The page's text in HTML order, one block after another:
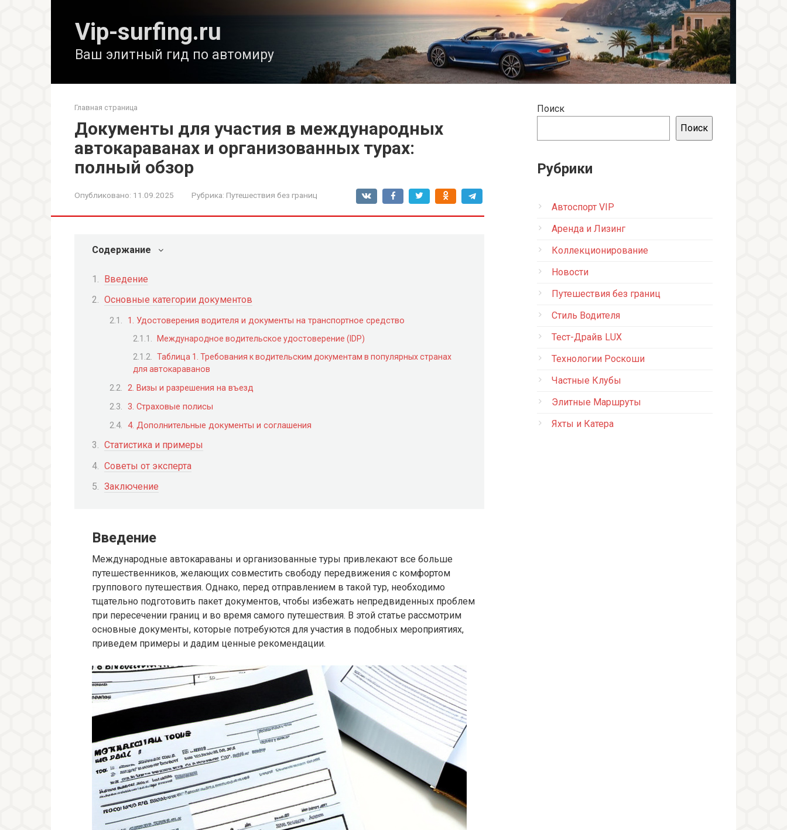
Vip-surfing.ru
Ваш элитный гид по автомиру
Главная страница
Документы для участия в международных
автокараванах и организованных турах:
полный обзор
Опубликовано: 11.09.2025 Рубрика: Путешествия без границ
Содержание
Введение
Основные категории документов
1. Удостоверения водителя и документы на транспортное средство
Международное водительское удостоверение (IDP)
Таблица 1. Требования к водительским документам в популярных странах
для автокараванов
2. Визы и разрешения на въезд
3. Страховые полисы
4. Дополнительные документы и соглашения
Статистика и примеры
Советы от эксперта
Заключение
Введение
Международные автокараваны и организованные туры привлекают все больше
путешественников, желающих совместить свободу передвижения с комфортом
группового путешествия. Однако, перед отправлением в такой тур, необходимо
тщательно подготовить пакет документов, чтобы избежать непредвиденных проблем
при пересечении границ и во время самого путешествия. В этой статье рассмотрим
основные документы, которые потребуются для участия в подобных мероприятиях,
приведем примеры и дадим ценные рекомендации.
Поиск
Поиск
Рубрики
Автоспорт VIP
Аренда и Лизинг
Коллекционирование
Новости
Путешествия без границ
Стиль Водителя
Тест-Драйв LUX
Технологии Роскоши
Частные Клубы
Элитные Маршруты
Яхты и Катера